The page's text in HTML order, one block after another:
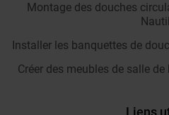
Montage des douches
Installer les banquettes de
Créer des meubles de salle